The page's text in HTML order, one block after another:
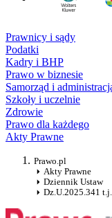
Prawnicy i sądy
Podatki
Kadry i BHP
Prawo w biznesie
Samorząd i
Szkoły i uczelnie
Zdrowie
Prawo dla każdego
Akty Prawne
Prawo.pl
Akty Prawne
Dziennik Ustaw
Dz.U.2025.341 t.j.